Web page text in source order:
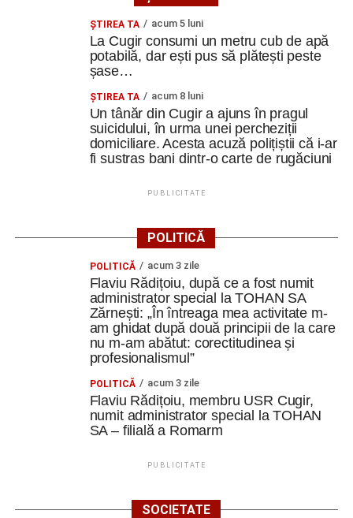
ȘTIREA TA acum 5 luni
La Cugir consumi un metru cub de apă
potabilă, dar ești pus să plătești peste
șase…
ȘTIREA TA acum 8 luni
Un tânăr din Cugir a ajuns în pragul
suicidului, în urma unei percheziții
domiciliare. Acesta acuză polițiștii că i-ar
fi sustras bani dintr-o carte de rugăciuni
PUBLICITATE
POLITICĂ
POLITICĂ acum 3 zile
Flaviu Rădițoiu, după ce a fost numit
administrator special la TOHAN SA
Zărnești: „În întreaga mea activitate m-
am ghidat după două principii de la care
nu m-am abătut: corectitudinea și
profesionalismul”
POLITICĂ acum 3 zile
Flaviu Rădițoiu, membru USR Cugir,
numit administrator special la TOHAN
SA – filială a Romarm
PUBLICITATE
SOCIETATE